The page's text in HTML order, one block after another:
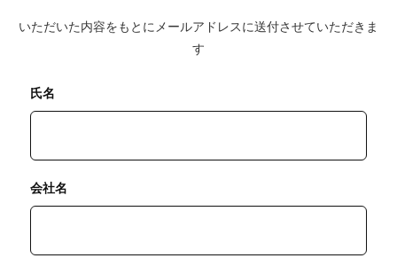
いただいた内容をもとにメールアドレスに送付させていただきま
す
氏名
会社名